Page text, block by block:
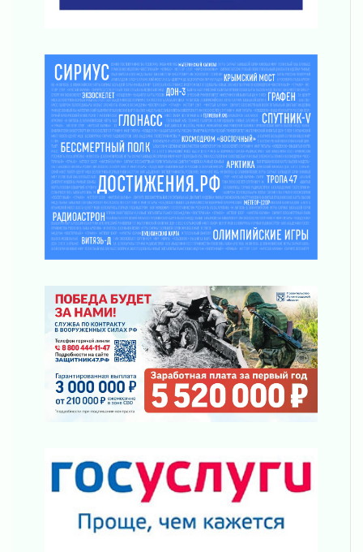
В Ленобласти открылась экспозиция к 150-
летию Билибина
01 августа 2026
Лето без гаджетов
01 августа 2026
Болезнь девственниц и вампиров
01 августа 2026
Безмолвный крик о помощи
01 августа 2026
В музей всей семьёй
01 августа 2026
01 августа 2026
Не женское это дело...уверены?
01 августа 2026
Все силы в кулак
01 августа 2026
Айда на пляж!
01 августа 2026
Пик топливного кризиса в регионе прошёл
31 июля 2026
О мужестве, долге и стойкости
31 июля 2026